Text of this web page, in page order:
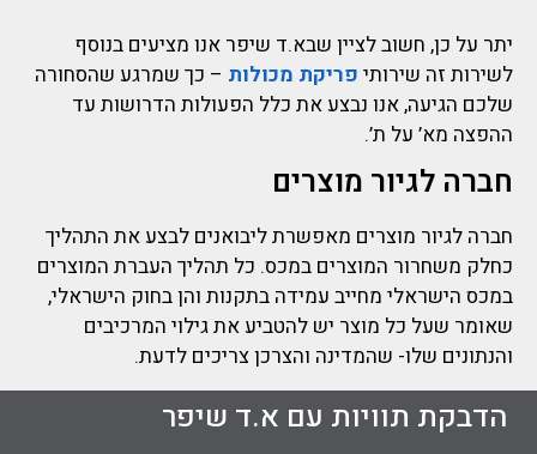
יתר על כן, חשוב לציין שבא.ד שיפר אנו מציעים בנוסף
לשירות זה שירותי פריקת מכולות – כך שמרגע שהסחורה
שלכם הגיעה, אנו נבצע את כלל הפעולות הדרושות עד
ההפצה מא’ על ת’.
חברה לגיור מוצרים
חברה לגיור מוצרים מאפשרת ליבואנים לבצע את התהליך
כחלק משחרור המוצרים במכס. כל תהליך העברת המוצרים
במכס הישראלי מחייב עמידה בתקנות והן בחוק הישראלי,
שאומר שעל כל מוצר יש להטביע את גילוי המרכיבים
והנתונים שלו- שהמדינה והצרכן צריכים לדעת.
הדבקת תוויות עם א.ד שיפר